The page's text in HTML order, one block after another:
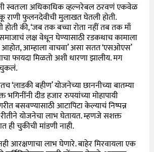
स्वतःला अधिकाधिक व्हल्नरेबल ठरवणं एकवेळ
राणी फुलनदेवीची मुलाखत घेतली होती.
होती की, ‘जब तक बच्चा रोता नहीं तब तक माँ
समाजाचं लक्ष वेधून घेण्यासाठी रडकथाच कामाला
आहोत, आम्हाला वाचवा’ असा सतत ‘एसओएस’
फायदा मिळतो अशी धारणा झालीय. मग
‘लाडकी बहीण’ योजनेच्या छाननीच्या बातम्या
दीड हजार रुपयांच्या मोहापायी
बसवण्यासाठी आटापिटा केल्याचं निष्पन्न
रीतीने योजनेचा लाभ घेतायत. म्हणजे सशक्त
ही चुकीची मांडणी नाही.
आरक्षणाचा लाभ घेणारे. बाहेर मिरवायला एक